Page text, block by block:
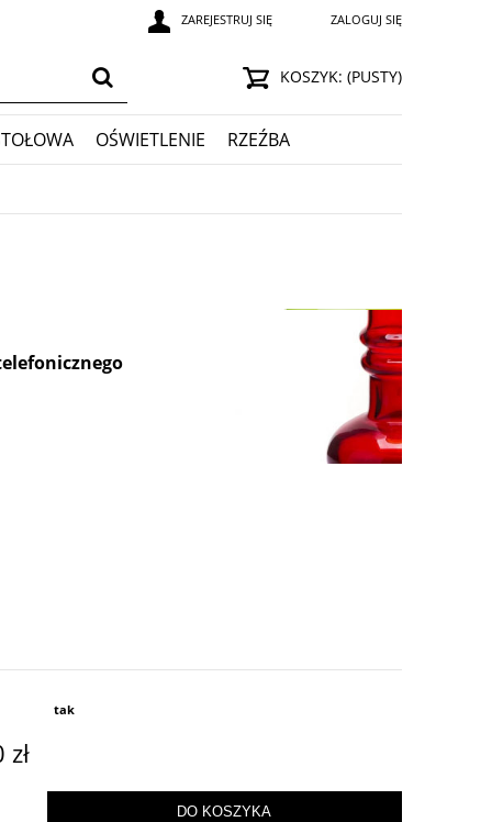
ZAREJESTRUJ SIĘ ZALOGUJ SIĘ
KOSZYK: (PUSTY)
OŚWIETLENIE
RZEŹBA
tak
DO KOSZYKA